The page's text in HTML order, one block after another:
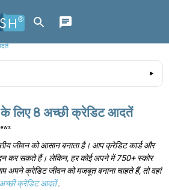
लिए 8 अच्छी क्रेडिट आदतें
जीवन को आसान बनाता है। आप क्रेडिट कार्ड और
कर सकते हैं। लेकिन, हर कोई अपने में 750+ स्कोर
अपने क्रेडिट जीवन को मजबूत बनाना चाहते हैं, तो वहां
अच्छी क्रेडिट आदतें.